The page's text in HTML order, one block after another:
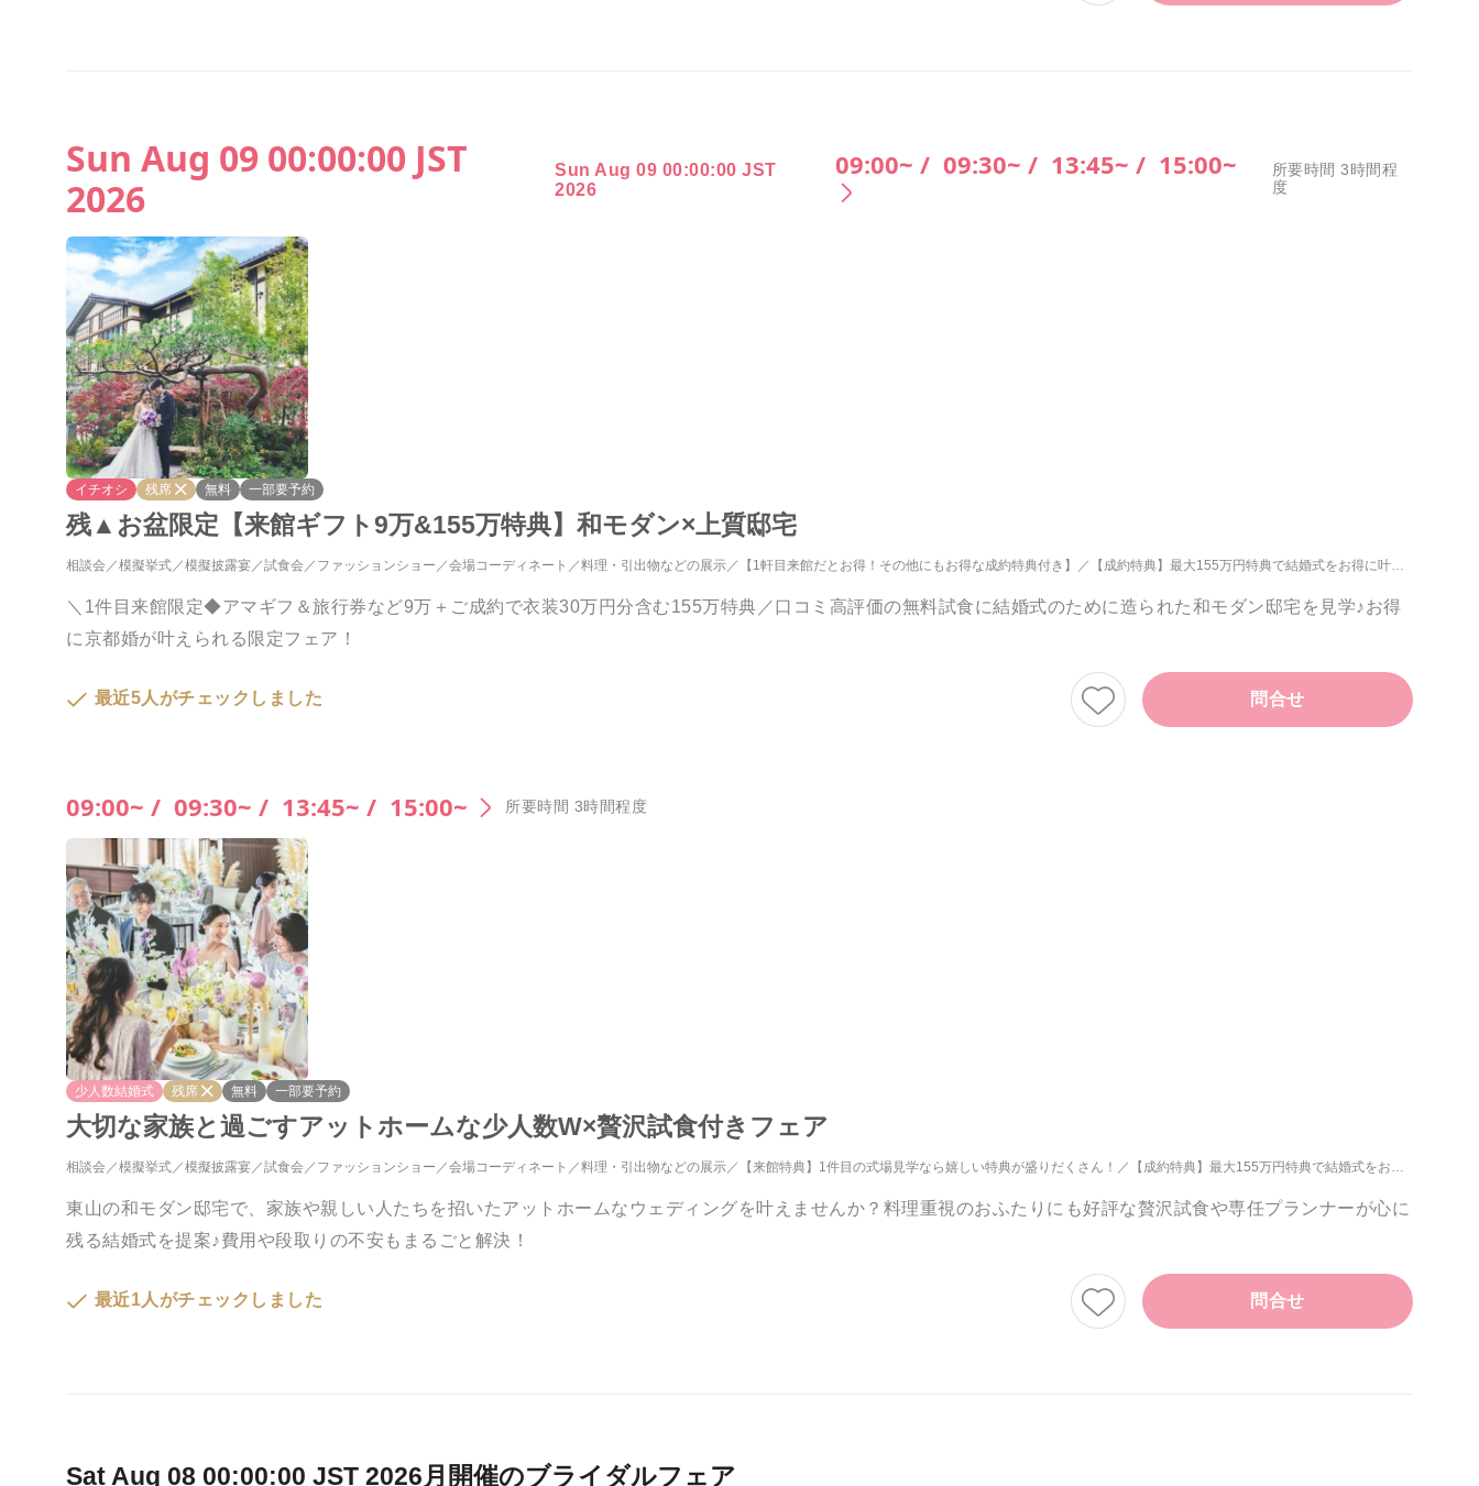
Sun Aug 09 00:00:00 JST
2026
Sun Aug 09 00:00:00 JST
2026
09:00~ / 09:30~ / 13:45~ / 15:00~
所要時間 3時間程
度
イチオシ 残席 無料 一部要予約
残▲お盆限定【来館ギフト9万&155万特典】和モダン×上質邸宅
相談会 模擬挙式 模擬披露宴 試食会 ファッションショー 会場コーディネート 料理・引出物などの展示 【1軒目来館だとお得！その他にもお得な成約特典付き】 【成約特典】最大155万円特典で結婚式をお得に叶えよう♪
＼1件目来館限定◆アマギフ＆旅行券など9万＋ご成約で衣装30万円分含む155万特典／口コミ高評価の無料試食に結婚式のために造られた和モダン邸宅を見学♪お得
に京都婚が叶えられる限定フェア！
最近5人がチェックしました 問合せ
09:00~ / 09:30~ / 13:45~ / 15:00~ 所要時間 3時間程度
少人数結婚式 残席 無料 一部要予約
大切な家族と過ごすアットホームな少人数W×贅沢試食付きフェア
相談会 模擬挙式 模擬披露宴 試食会 ファッションショー 会場コーディネート 料理・引出物などの展示 【来館特典】1件目の式場見学なら嬉しい特典が盛りだくさん！ 【成約特典】最大155万円特典で結婚式をお得に叶えよう♪
東山の和モダン邸宅で、家族や親しい人たちを招いたアットホームなウェディングを叶えませんか？料理重視のおふたりにも好評な贅沢試食や専任プランナーが心に
残る結婚式を提案♪費用や段取りの不安もまるごと解決！
最近1人がチェックしました 問合せ
Sat Aug 08 00:00:00 JST 2026月開催のブライダルフェア